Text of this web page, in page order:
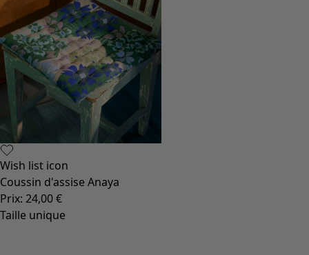
Wish list icon
Coussin d'assise Anaya
Prix: 24,00 €
Taille unique